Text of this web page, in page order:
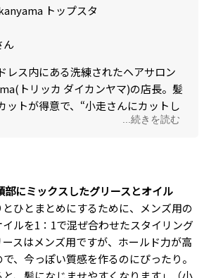
トップスタ
ん
レス内にある洗練されたヘアサロン
トリッカ ダイカンヤマ)の店長。髪
ットが得意で、“小走さんにカットし
リングがラクになる”と評判。...続きを読む
部にミックスしたグリースとオイル
とひとまとめにするために、メンズ用の
ルを1：1で混ぜ合わせたスタイリング
スはメンズ用ですが、ホールド力が高
、今っぽい質感を作るのにぴったり。